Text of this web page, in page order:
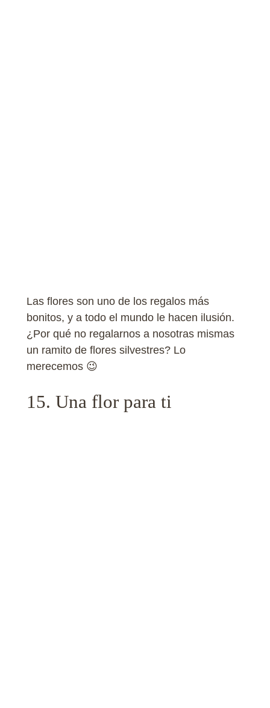
Las flores son uno de los regalos más
bonitos, y a todo el mundo le hacen ilusión.
¿Por qué no regalarnos a nosotras mismas
un ramito de flores silvestres? Lo
merecemos 😉
15. Una flor para ti